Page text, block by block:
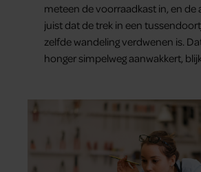
meteen de voorraadkast in, en de
juist dat de trek in een
zelfde wandeling verdwenen is.
honger simpelweg aanwakkert,